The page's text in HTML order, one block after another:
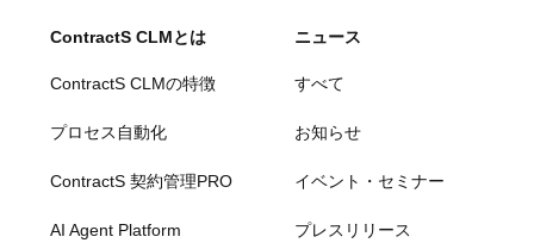
ContractS CLMとは
ContractS CLMの特徴
プロセス自動化
ContractS 契約管理PRO
AI Agent Platform
ニュース
すべて
お知らせ
イベント・セミナー
プレスリリース